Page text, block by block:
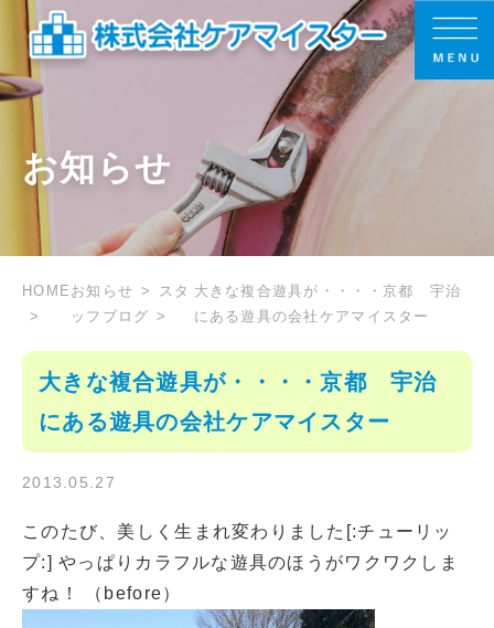
お知らせ
HOME お知らせ
スタ
ッフブログ
大きな複合遊具が・・・・京都 宇治
にある遊具の会社ケアマイスター
大きな複合遊具が・・・・京都 宇治
にある遊具の会社ケアマイスター
2013.05.27
このたび、美しく生まれ変わりました[:チューリッ
プ:] やっぱりカラフルな遊具のほうがワクワクしま
すね！ （before）